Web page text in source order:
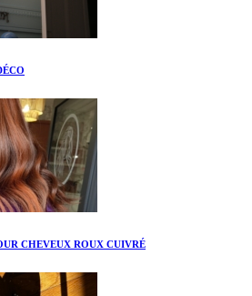
CHEVEUX ROUX CUIVRÉ